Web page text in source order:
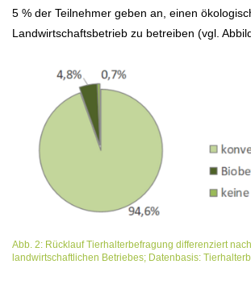
5 % der Teilnehmer geben an, einen
Landwirtschaftsbetrieb zu betreiben (vgl.
Abb. 2: Rücklauf Tierhalterbefragung differenziert
landwirtschaftlichen Betriebes; Datenbasis: